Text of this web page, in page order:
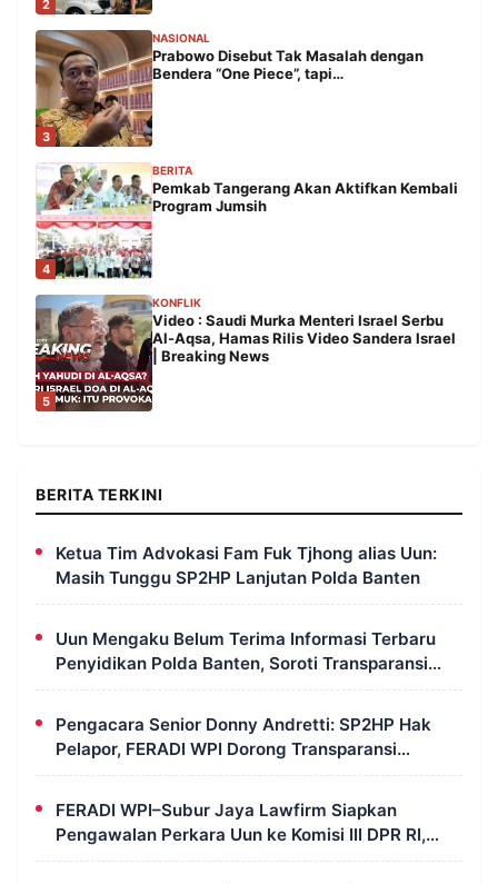
2
3
NASIONAL
Prabowo Disebut Tak Masalah dengan
Bendera “One Piece”, tapi…
4
BERITA
Pemkab Tangerang Akan Aktifkan Kembali
Program Jumsih
5
KONFLIK
Video : Saudi Murka Menteri Israel Serbu
Al-Aqsa, Hamas Rilis Video Sandera Israel
| Breaking News
BERITA TERKINI
Ketua Tim Advokasi Fam Fuk Tjhong alias Uun:
Masih Tunggu SP2HP Lanjutan Polda Banten
Uun Mengaku Belum Terima Informasi Terbaru
Penyidikan Polda Banten, Soroti Transparansi
Perkara
Pengacara Senior Donny Andretti: SP2HP Hak
Pelapor, FERADI WPI Dorong Transparansi
Perkara Uun
FERADI WPI–Subur Jaya Lawfirm Siapkan
Pengawalan Perkara Uun ke Komisi III DPR RI,
LPSK, Kompolnas dan Propam